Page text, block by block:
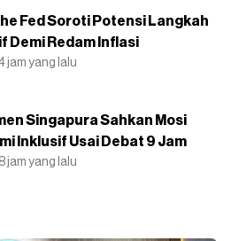
Fed Soroti Potensi Langkah
Demi Redam Inflasi
4 jam yang lalu
Singapura Sahkan Mosi
Inklusif Usai Debat 9 Jam
| 8 jam yang lalu